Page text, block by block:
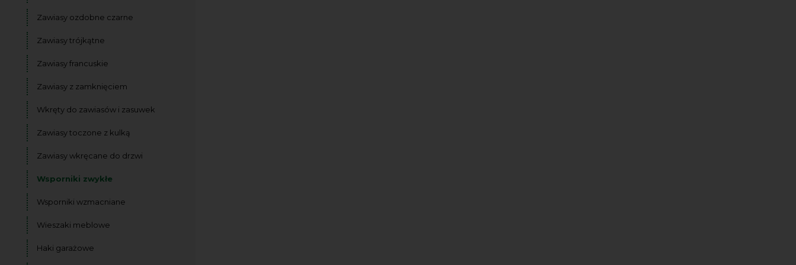
Zawiasy ozdobne czarne
Zawiasy trójkątne
Zawiasy francuskie
Zawiasy z zamknięciem
Wkręty do zawiasów i zasuwek
Zawiasy toczone z kulką
Zawiasy wkręcane do drzwi
Wsporniki zwykłe
Wsporniki wzmacniane
Wieszaki meblowe
Haki garażowe